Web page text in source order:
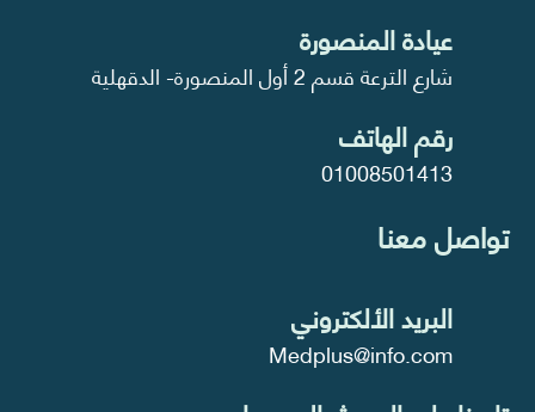
تواصل معنا
البريد الألكتروني
Medplus@info.com
عيادة المنصورة
شارع الترعة قسم 2 أول المنصورة- الدقهلية
رقم الهاتف
01008501413